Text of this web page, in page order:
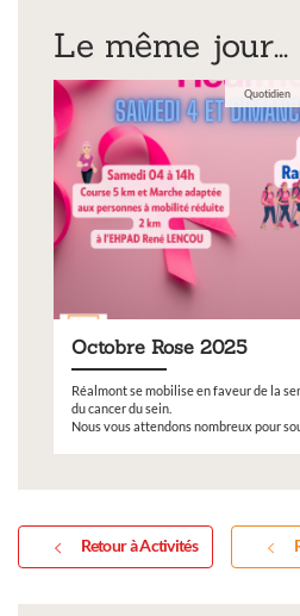
Le même jour...
Quotidien
Octobre Rose 2025
Réalmont se mobilise en faveur de la
du cancer du sein.
Nous vous attendons nombreux pour
Retour à Activités